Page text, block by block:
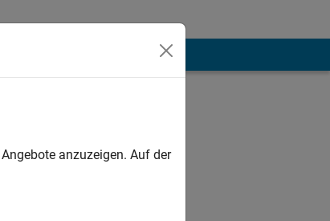
anzuzeigen. Auf der